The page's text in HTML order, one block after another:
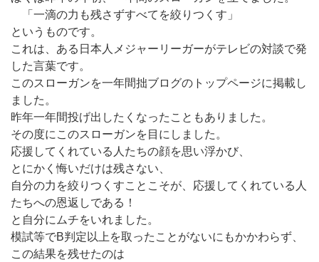
「一滴の力も残さずすべてを絞りつくす」
というものです。
これは、ある日本人メジャーリーガーがテレビの対談で発
した言葉です。
このスローガンを一年間拙ブログのトップページに掲載し
ました。
昨年一年間投げ出したくなったこともありました。
その度にこのスローガンを目にしました。
応援してくれている人たちの顔を思い浮かび、
とにかく悔いだけは残さない、
自分の力を絞りつくすことこそが、応援してくれている人
たちへの恩返しである！
と自分にムチをいれました。
模試等でB判定以上を取ったことがないにもかかわらず、
この結果を残せたのは